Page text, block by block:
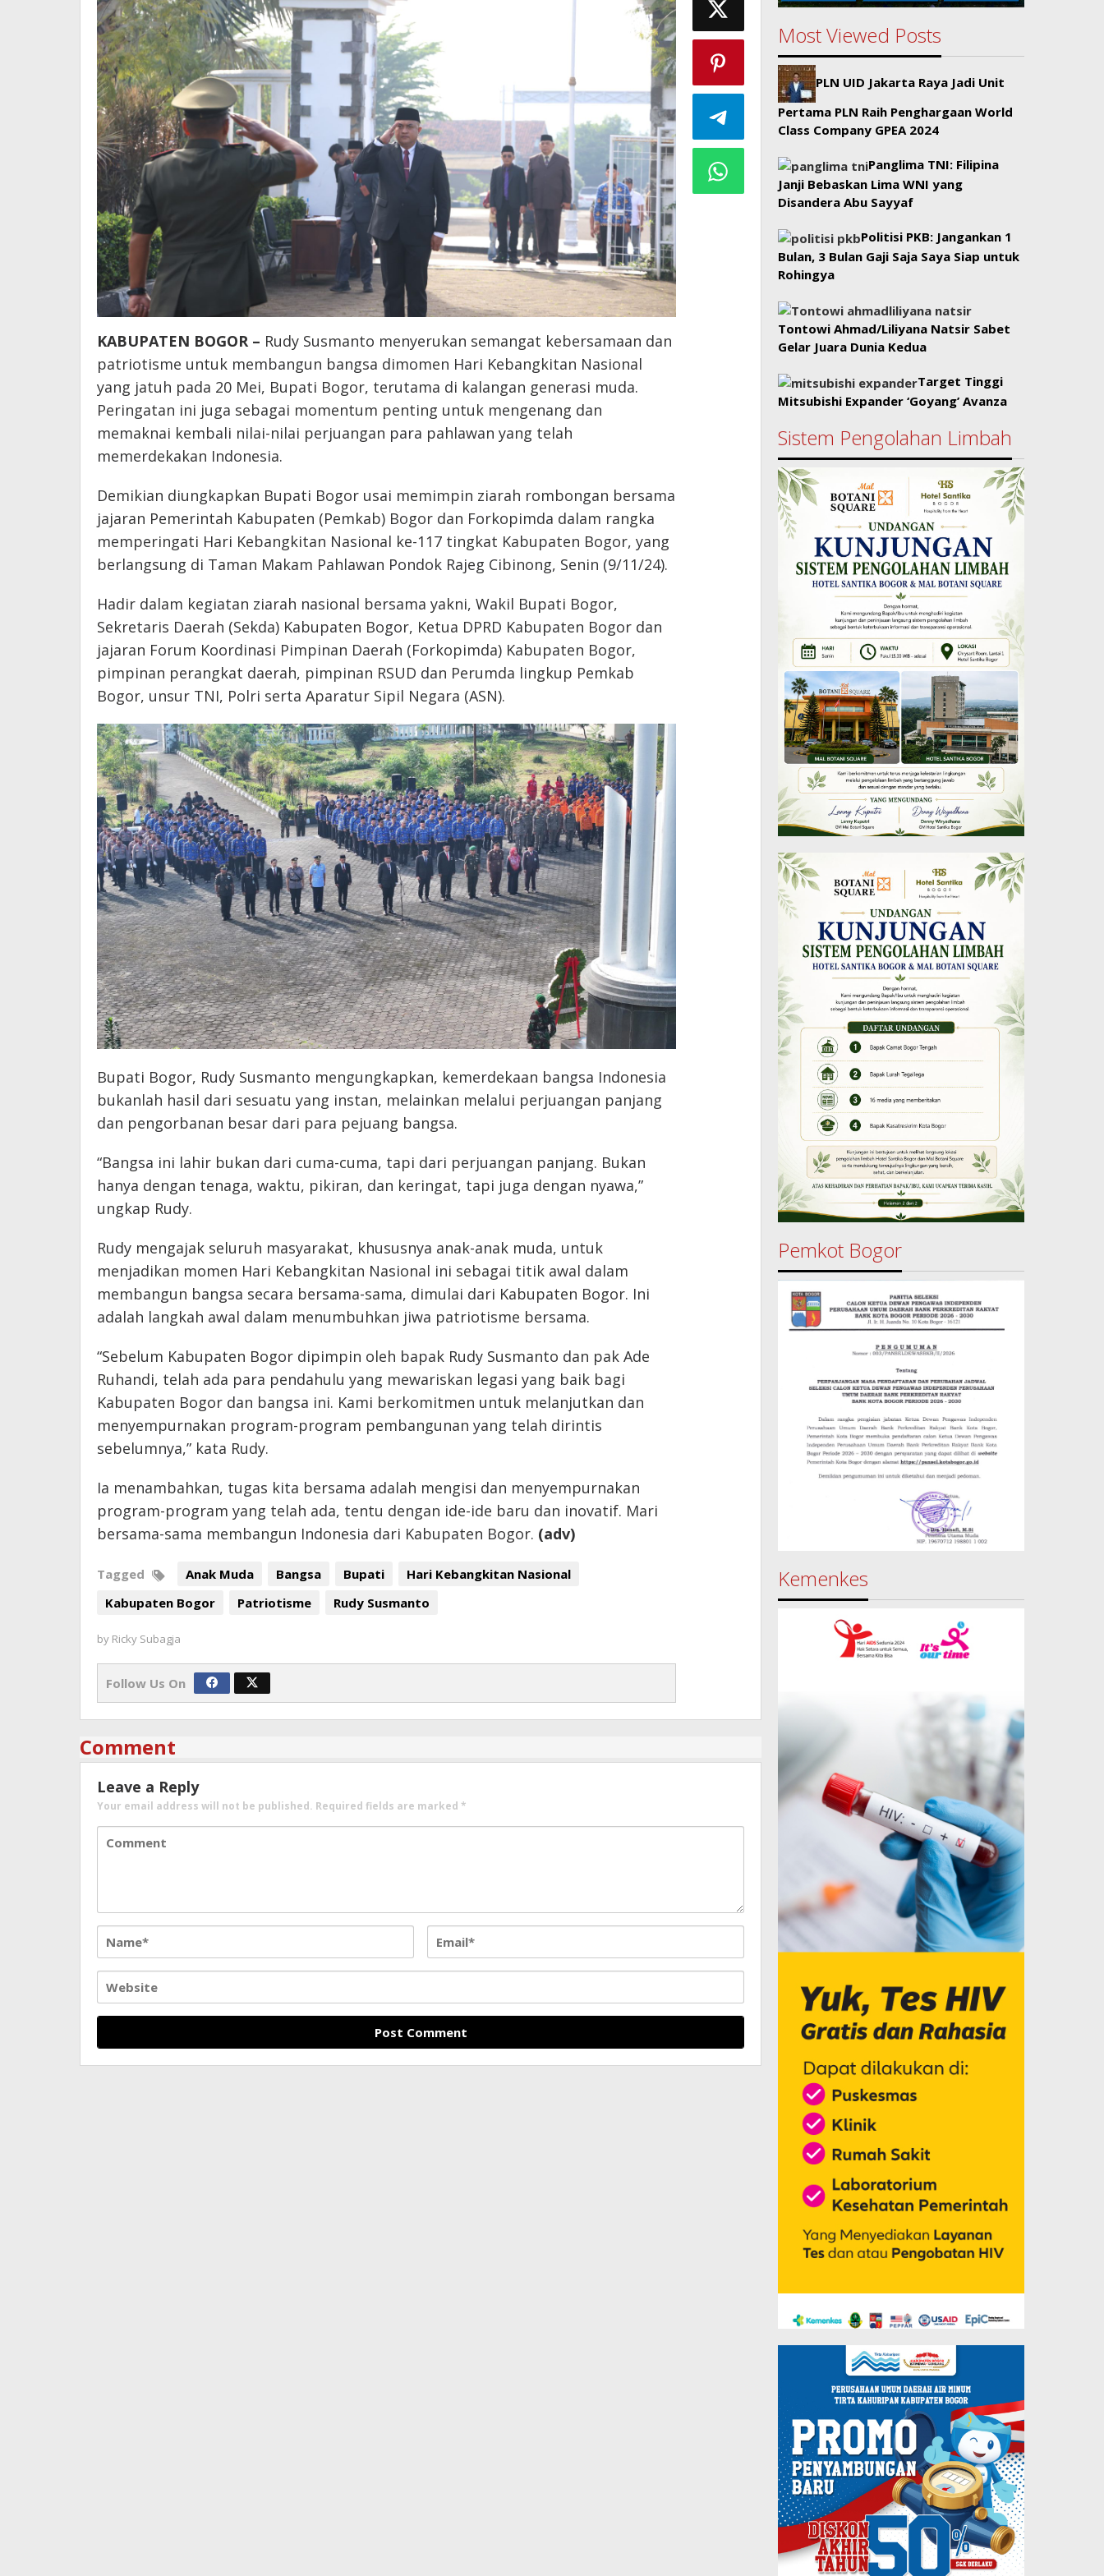
KABUPATEN BOGOR – Rudy Susmanto menyerukan semangat kebersamaan dan
patriotisme untuk membangun bangsa dimomen Hari Kebangkitan Nasional
yang jatuh pada 20 Mei, Bupati Bogor, terutama di kalangan generasi muda.
Peringatan ini juga sebagai momentum penting untuk mengenang dan
memaknai kembali nilai-nilai perjuangan para pahlawan yang telah
memerdekakan Indonesia.
Demikian diungkapkan Bupati Bogor usai memimpin ziarah rombongan bersama
jajaran Pemerintah Kabupaten (Pemkab) Bogor dan Forkopimda dalam rangka
memperingati Hari Kebangkitan Nasional ke-117 tingkat Kabupaten Bogor, yang
berlangsung di Taman Makam Pahlawan Pondok Rajeg Cibinong, Senin (9/11/24).
Hadir dalam kegiatan ziarah nasional bersama yakni, Wakil Bupati Bogor,
Sekretaris Daerah (Sekda) Kabupaten Bogor, Ketua DPRD Kabupaten Bogor dan
jajaran Forum Koordinasi Pimpinan Daerah (Forkopimda) Kabupaten Bogor,
pimpinan perangkat daerah, pimpinan RSUD dan Perumda lingkup Pemkab
Bogor, unsur TNI, Polri serta Aparatur Sipil Negara (ASN).
Bupati Bogor, Rudy Susmanto mengungkapkan, kemerdekaan bangsa Indonesia
bukanlah hasil dari sesuatu yang instan, melainkan melalui perjuangan panjang
dan pengorbanan besar dari para pejuang bangsa.
“Bangsa ini lahir bukan dari cuma-cuma, tapi dari perjuangan panjang. Bukan
hanya dengan tenaga, waktu, pikiran, dan keringat, tapi juga dengan nyawa,”
ungkap Rudy.
Rudy mengajak seluruh masyarakat, khususnya anak-anak muda, untuk
menjadikan momen Hari Kebangkitan Nasional ini sebagai titik awal dalam
membangun bangsa secara bersama-sama, dimulai dari Kabupaten Bogor. Ini
adalah langkah awal dalam menumbuhkan jiwa patriotisme bersama.
“Sebelum Kabupaten Bogor dipimpin oleh bapak Rudy Susmanto dan pak Ade
Ruhandi, telah ada para pendahulu yang mewariskan legasi yang baik bagi
Kabupaten Bogor dan bangsa ini. Kami berkomitmen untuk melanjutkan dan
menyempurnakan program-program pembangunan yang telah dirintis
sebelumnya,” kata Rudy.
Ia menambahkan, tugas kita bersama adalah mengisi dan menyempurnakan
program-program yang telah ada, tentu dengan ide-ide baru dan inovatif. Mari
bersama-sama membangun Indonesia dari Kabupaten Bogor. (adv)
Tagged Anak Muda Bangsa Bupati
Hari Kebangkitan Nasional
Kabupaten Bogor
Patriotisme Rudy Susmanto
by Ricky Subagja
Follow Us On
Comment
Leave a Reply
Your email address will not be published. Required fields are marked *
Most Viewed Posts
PLN UID Jakarta Raya Jadi Unit
Pertama PLN Raih Penghargaan World
Class Company GPEA 2024
Panglima TNI: Filipina
Janji Bebaskan Lima WNI yang
Disandera Abu Sayyaf
Politisi PKB: Jangankan 1
Bulan, 3 Bulan Gaji Saja Saya Siap untuk
Rohingya
Tontowi Ahmad/Liliyana Natsir Sabet
Gelar Juara Dunia Kedua
Target Tinggi
Mitsubishi Expander ‘Goyang’ Avanza
Sistem Pengolahan Limbah
Pemkot Bogor
Kemenkes